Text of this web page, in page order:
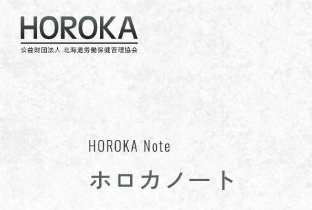
HOROKA Note
ホロカノート